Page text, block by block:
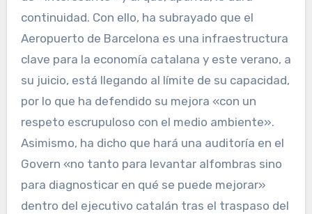
continuidad. Con ello, ha subrayado que el
Aeropuerto de Barcelona es una infraestructura
clave para la economía catalana y este verano, a
su juicio, está llegando al límite de su capacidad,
por lo que ha defendido su mejora «con un
respeto escrupuloso con el medio ambiente».
Asimismo, ha dicho que hará una auditoría en el
Govern «no tanto para levantar alfombras sino
para diagnosticar en qué se puede mejorar»
dentro del ejecutivo catalán tras el traspaso del